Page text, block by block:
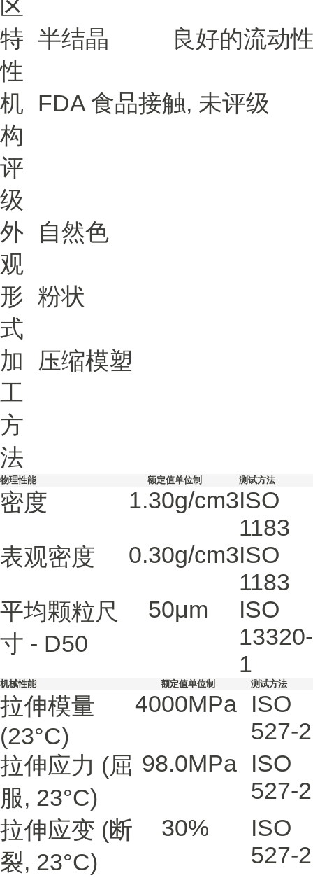
区
特
性
半结晶 良好的流动
机
构
评
级
FDA 食品接触, 未评级
外
观
自然色
形
式
粉状
加
工
方
法
压缩模塑
物理性能 额定值单位制 测试方法
密度 1.30g/cm3ISO
1183
表观密度
0.30g/cm3ISO
1183
平均颗粒尺
寸 - D50
50μm
ISO
13320-
1
机械性能 额定值单位制 测试方法
拉伸模量
(23°C)
4000MPa
ISO
527-2
拉伸应力 (屈
服, 23°C)
98.0MPa
ISO
527-2
拉伸应变 (断
裂, 23°C)
30%
ISO
527-2